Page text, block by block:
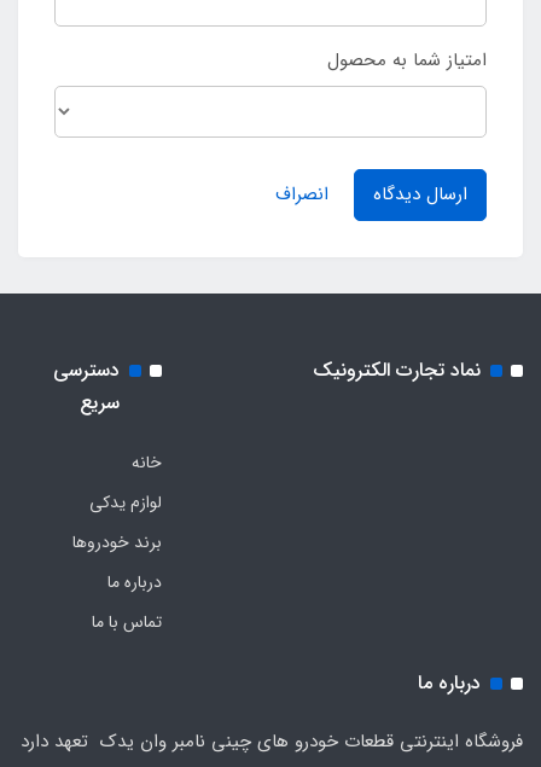
امتیاز شما به محصول
ارسال دیدگاه انصراف
نماد تجارت الکترونیک
دسترسی
سریع
خانه
لوازم یدکی
برند خودروها
درباره ما
تماس با ما
درباره ما
فروشگاه اینترنتی قطعات خودرو های چینی نامبر وان یدک تعهد دارد